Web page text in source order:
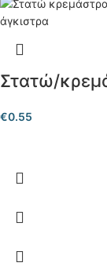
Στατώ/
€0.55